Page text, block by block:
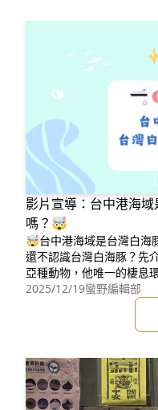
影片宣導：台中港海
嗎？🤯
🤯台中港海域是台灣白海
還不認識台灣白海豚？先
亞種動物，他唯一的棲息
深不超過30公尺，離岸不
台灣白海豚個體，曾在台
食、社交、育幼、休息。
白海豚而言，極為重要！
2025/12/19蠻野編輯部